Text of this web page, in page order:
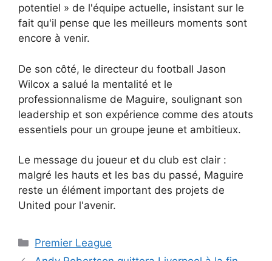
potentiel » de l'équipe actuelle, insistant sur le
fait qu'il pense que les meilleurs moments sont
encore à venir.
De son côté, le directeur du football Jason
Wilcox a salué la mentalité et le
professionnalisme de Maguire, soulignant son
leadership et son expérience comme des atouts
essentiels pour un groupe jeune et ambitieux.
Le message du joueur et du club est clair :
malgré les hauts et les bas du passé, Maguire
reste un élément important des projets de
United pour l'avenir.
Catégories
Premier League